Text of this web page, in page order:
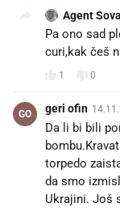
Agent Sova
Pa ono sad
curi,kak češ
1 0
GO geri ofin
Da li bi bili
torpedo
da smo
Ukrajini. Još